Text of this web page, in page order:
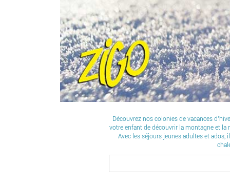
Découvrez nos colonies de vacances
votre enfant de découvrir la montagne et la
Avec les séjours jeunes adultes et ados,